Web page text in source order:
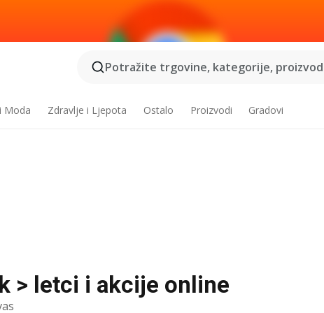
Potražite trgovine, kategorije,
Moda Zdravlje i Ljepota Ostalo Proizvodi Gradovi
> letci i akcije online